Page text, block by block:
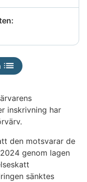
inskrivning har
den motsvarar de
genom lagen
sänktes